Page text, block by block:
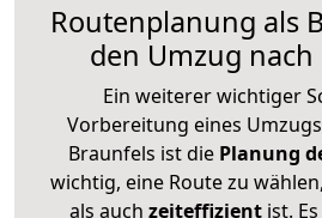
Routenplanung als
den Umzug
Ein weiterer wichtiger
Vorbereitung eines
Braunfels ist die Planung
wichtig, eine Route zu
als auch zeiteffizientist.